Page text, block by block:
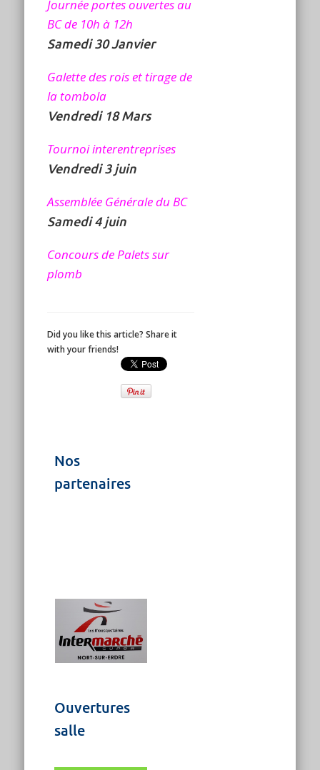
Journée portes ouvertes au
BC de 10h à 12h
Samedi 30 Janvier
Galette des rois et tirage de
la tombola
Vendredi 18 Mars
Tournoi interentreprises
Vendredi 3 juin
Assemblée Générale du BC
Samedi 4 juin
Concours de Palets sur
plomb
Did you like this article? Share it
with your friends!
Nos
partenaires
Ouvertures
salle